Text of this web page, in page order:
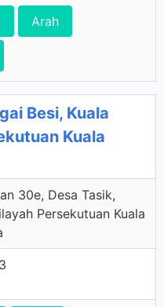
Arah
Besi, Kuala
Kuala
30e, Desa Tasik,
Persekutuan Kuala